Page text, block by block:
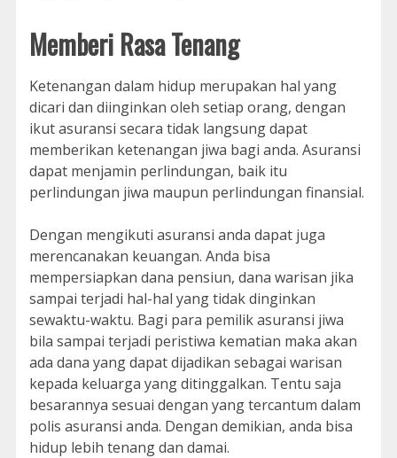
Memberi Rasa Tenang
Ketenangan dalam hidup merupakan hal yang
dicari dan diinginkan oleh setiap orang, dengan
ikut asuransi secara tidak langsung dapat
memberikan ketenangan jiwa bagi anda. Asuransi
dapat menjamin perlindungan, baik itu
perlindungan jiwa maupun perlindungan finansial.
Dengan mengikuti asuransi anda dapat juga
merencanakan keuangan. Anda bisa
mempersiapkan dana pensiun, dana warisan jika
sampai terjadi hal-hal yang tidak dinginkan
sewaktu-waktu. Bagi para pemilik asuransi jiwa
bila sampai terjadi peristiwa kematian maka akan
ada dana yang dapat dijadikan sebagai warisan
kepada keluarga yang ditinggalkan. Tentu saja
besarannya sesuai dengan yang tercantum dalam
polis asuransi anda. Dengan demikian, anda bisa
hidup lebih tenang dan damai.